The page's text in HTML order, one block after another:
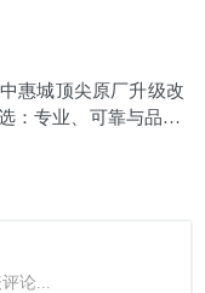
惠城顶尖原厂升级改
：专业、可靠与品质
论...